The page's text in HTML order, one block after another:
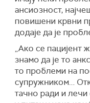
ансиозност,
повишени крвни
додаје да је
„Ако се пацијент
знамо да је то
то проблеми на
супружником...
тачно ради и лечи